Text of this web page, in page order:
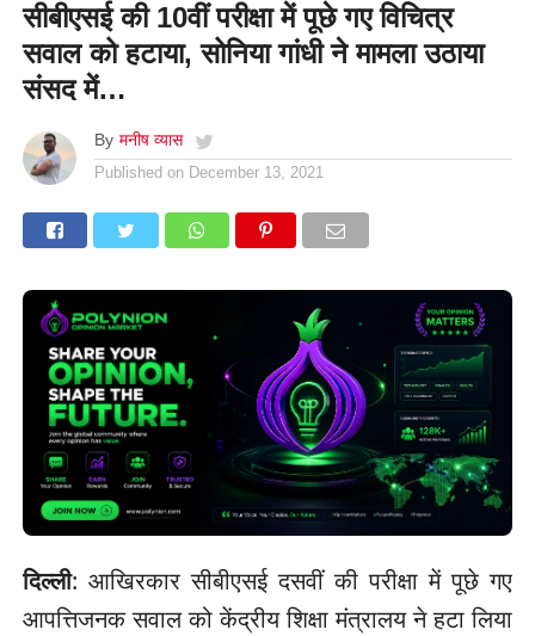
सीबीएसई की 10वीं परीक्षा में पूछे गए विचित्र
सवाल को हटाया, सोनिया गांधी ने मामला उठाया
संसद में…
By मनीष व्यास
Published on December 13, 2021
दिल्ली: आखिरकार सीबीएसई दसवीं की परीक्षा में पूछे गए
आपत्तिजनक सवाल को केंद्रीय शिक्षा मंत्रालय ने हटा लिया